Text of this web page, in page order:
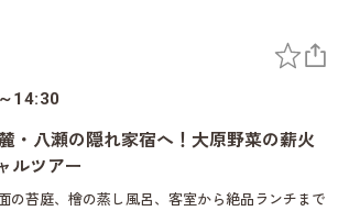
14:30
・八瀬の隠れ家宿へ！大原野菜の薪火
ルツアー
の苔庭、檜の蒸し風呂、客室から絶品ランチまで